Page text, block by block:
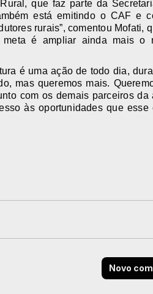
que faz parte da
está emitindo o CAF e
rurais”, comentou Mofati,
é ampliar ainda mais o
é uma ação de todo dia,
mas queremos mais.
com os demais parceiros da
às oportunidades que esse
Novo